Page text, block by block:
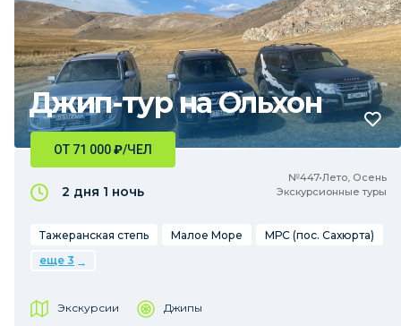
Джип-тур на Ольхон
№447•Лето, Осень
Экскурсионные туры
ОТ 71 000₽/ЧЕЛ
2 дня 1 ночь
Тажеранская степь Малое Море
МРС (пос. Сахюрта)
еще 3
Экскурсии Джипы